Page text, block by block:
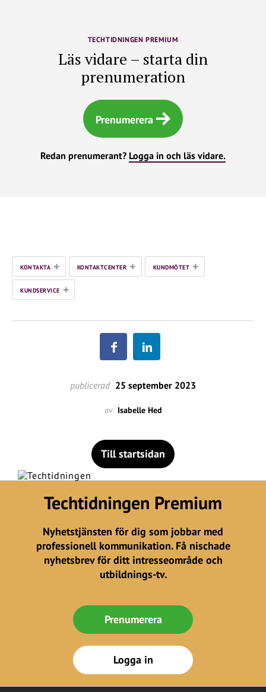
TECHTIDNINGEN PREMIUM
Läs vidare – starta din
prenumeration
Prenumerera
Redan prenumerant? Logga in och läs vidare.
KONTAKTA + KONTAKTCENTER + KUNDMÖTET +
KUNDSERVICE +
publicerad 25 september 2023
av Isabelle Hed
Till startsidan
Techtidningen Premium
Nyhetstjänsten för dig som jobbar med
professionell kommunikation. Få nischade
nyhetsbrev för ditt intresseområde och
utbildnings-tv.
Prenumerera
Logga in